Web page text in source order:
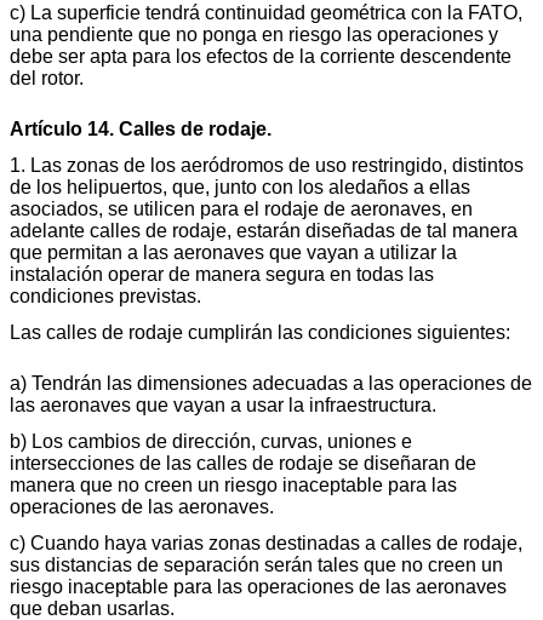
c) La superficie tendrá continuidad geométrica con la FATO,
una pendiente que no ponga en riesgo las operaciones y
debe ser apta para los efectos de la corriente descendente
del rotor.
Artículo 14. Calles de rodaje.
1. Las zonas de los aeródromos de uso restringido, distintos
de los helipuertos, que, junto con los aledaños a ellas
asociados, se utilicen para el rodaje de aeronaves, en
adelante calles de rodaje, estarán diseñadas de tal manera
que permitan a las aeronaves que vayan a utilizar la
instalación operar de manera segura en todas las
condiciones previstas.
Las calles de rodaje cumplirán las condiciones siguientes:
a) Tendrán las dimensiones adecuadas a las operaciones de
las aeronaves que vayan a usar la infraestructura.
b) Los cambios de dirección, curvas, uniones e
intersecciones de las calles de rodaje se diseñaran de
manera que no creen un riesgo inaceptable para las
operaciones de las aeronaves.
c) Cuando haya varias zonas destinadas a calles de rodaje,
sus distancias de separación serán tales que no creen un
riesgo inaceptable para las operaciones de las aeronaves
que deban usarlas.